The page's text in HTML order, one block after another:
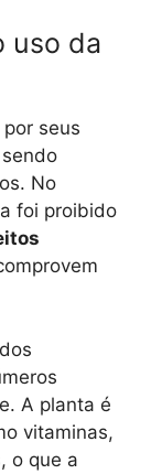
uso da
seus
No
foi proibido
A planta é
vitaminas,
o que a